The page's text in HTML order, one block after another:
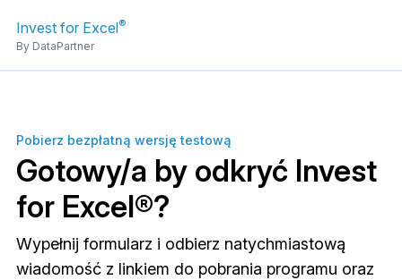
Invest for Excel®
By DataPartner
Pobierz bezpłatną wersję testową
Gotowy/a by odkryć Invest
for Excel®?
Wypełnij formularz i odbierz natychmiastową
wiadomość z linkiem do pobrania programu oraz